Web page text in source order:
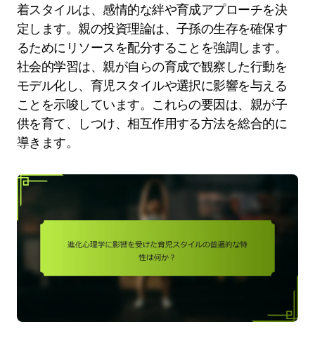
着スタイルは、感情的な絆や育成アプローチを決
定します。親の投資理論は、子孫の生存を確保す
るためにリソースを配分することを強調します。
社会的学習は、親が自らの育成で観察した行動を
モデル化し、育児スタイルや選択に影響を与える
ことを示唆しています。これらの要因は、親が子
供を育て、しつけ、相互作用する方法を総合的に
導きます。